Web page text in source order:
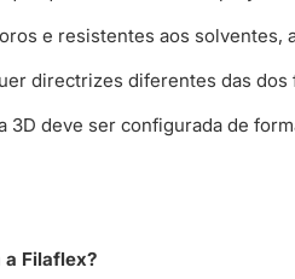
e resistentes aos solventes,
directrizes diferentes das
3D deve ser configurada de
a Filaflex?